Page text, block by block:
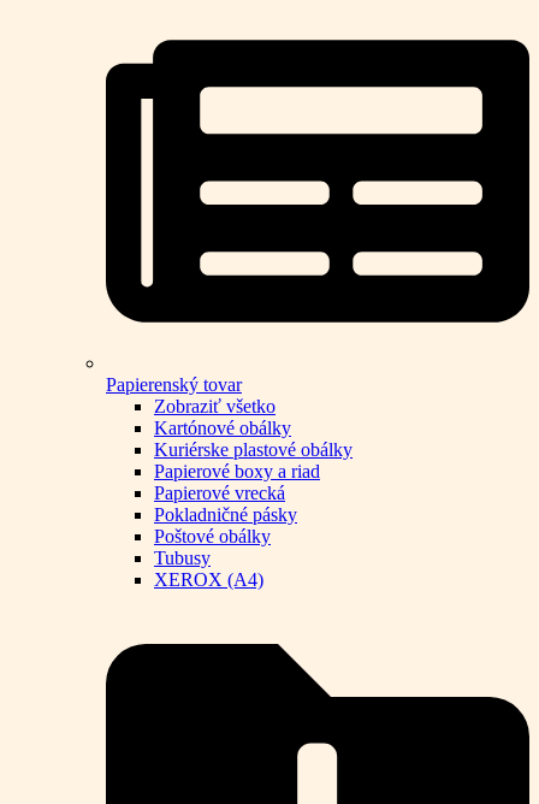
Papierenský tovar
Zobraziť všetko
Kartónové obálky
Kuriérske plastové obálky
Papierové boxy a riad
Papierové vrecká
Pokladničné pásky
Poštové obálky
Tubusy
XEROX (A4)